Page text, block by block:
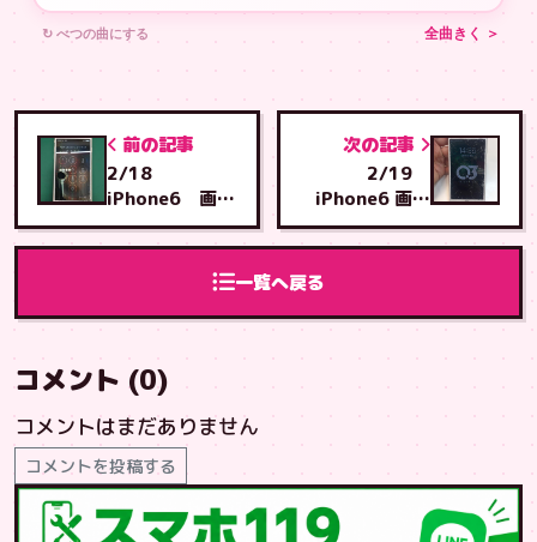
↻ べつの曲にする 全曲きく ＞
前の記事
2/18
iPhone6 画面
交換 地元うる
ま市から うる
ま店へご来店
一覧へ戻る
次の記事
2/19
iPhone6 画面
交換 豊見城市
からとよみ店へ
コメント (0)
コメントはまだありません
コメントを投稿する